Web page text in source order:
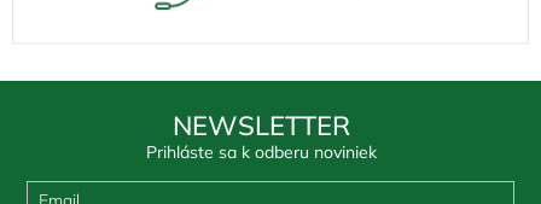
NEWSLETTER
Prihláste sa k odberu noviniek